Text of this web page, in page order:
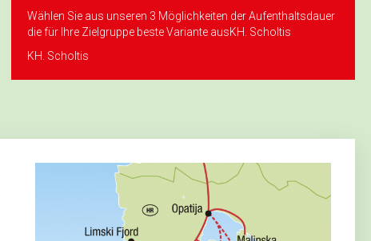
Wählen Sie aus unseren 3 Möglichkeiten der Aufenthaltsdauer
die für Ihre Zielgruppe beste Variante ausKH. Scholtis
KH. Scholtis